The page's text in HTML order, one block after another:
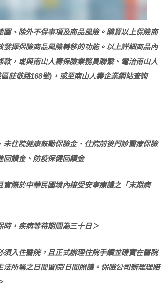
、除外不保事項及商品風險。購買以上保險商
揮保險商品風險轉移的功能。以上詳細商品內
，或與南山人壽保險業務員聯繫、電洽南山人
莊敬路168號)，或至南山人壽企業網站查詢
住院健康鼓勵保險金、住院前後門診醫療保險
回饋金、防疫保健回饋金
際於中華民國境內接受安寧療護之「末期病
時，疾病等待期間為三十日＞
入住醫院，且正式辦理住院手續並確實在醫院
法所稱之日間留院/日間照護。保險公司辦理理賠